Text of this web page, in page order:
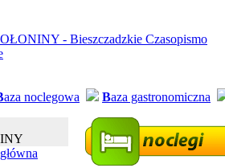
aza noclegowa Baza gastronomiczna